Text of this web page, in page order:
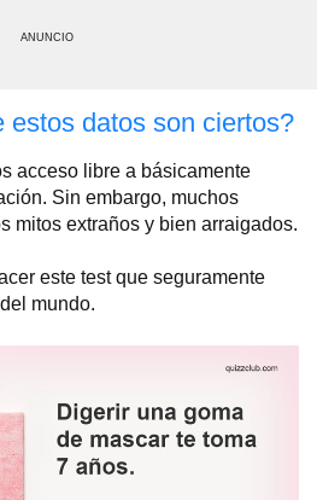
ANUNCIO
estos datos son ciertos?
acceso libre a básicamente
Sin embargo, muchos
mitos extraños y bien arraigados.
este test que seguramente
mundo.